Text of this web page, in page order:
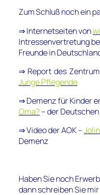
Zum Schluß noch ein
⇒ Internetseiten von
Intressenvertretung
Freunde in
⇒ Report des
Junge Pflegende
⇒ Demenz für Kinder
Oma?– der
⇒ Video der AOK –
Demenz
Haben Sie noch
dann schreiben Sie